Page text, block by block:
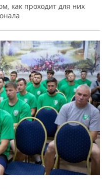
как проходит для них